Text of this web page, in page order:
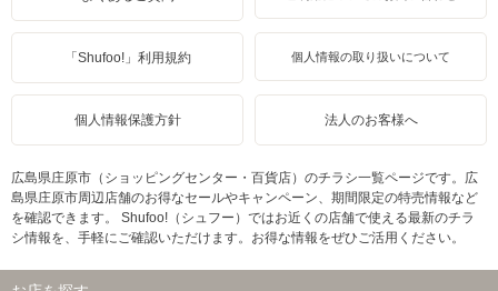
「Shufoo!」利用規約 個人情報の取り扱いについて
個人情報保護方針 法人のお客様へ
広島県庄原市（ショッピングセンター・百貨店）のチラシ一覧ページです。広
島県庄原市周辺店舗のお得なセールやキャンペーン、期間限定の特売情報など
を確認できます。 Shufoo!（シュフー）ではお近くの店舗で使える最新のチラ
シ情報を、手軽にご確認いただけます。お得な情報をぜひご活用ください。